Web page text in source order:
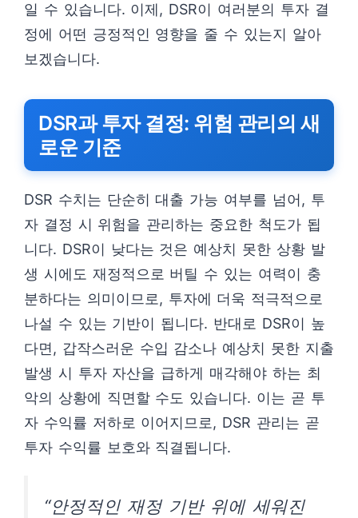
일 수 있습니다. 이제, DSR이 여러분의 투자 결
정에 어떤 긍정적인 영향을 줄 수 있는지 알아
보겠습니다.
DSR과 투자 결정: 위험 관리의 새
로운 기준
DSR 수치는 단순히 대출 가능 여부를 넘어, 투
자 결정 시 위험을 관리하는 중요한 척도가 됩
니다. DSR이 낮다는 것은 예상치 못한 상황 발
생 시에도 재정적으로 버틸 수 있는 여력이 충
분하다는 의미이므로, 투자에 더욱 적극적으로
나설 수 있는 기반이 됩니다. 반대로 DSR이 높
다면, 갑작스러운 수입 감소나 예상치 못한 지출
발생 시 투자 자산을 급하게 매각해야 하는 최
악의 상황에 직면할 수도 있습니다. 이는 곧 투
자 수익률 저하로 이어지므로, DSR 관리는 곧
투자 수익률 보호와 직결됩니다.
“안정적인 재정 기반 위에 세워진